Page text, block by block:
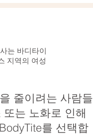
는 바디타이
지역의 여성
줄이려는 사람들
는 노화로 인해
를 선택합